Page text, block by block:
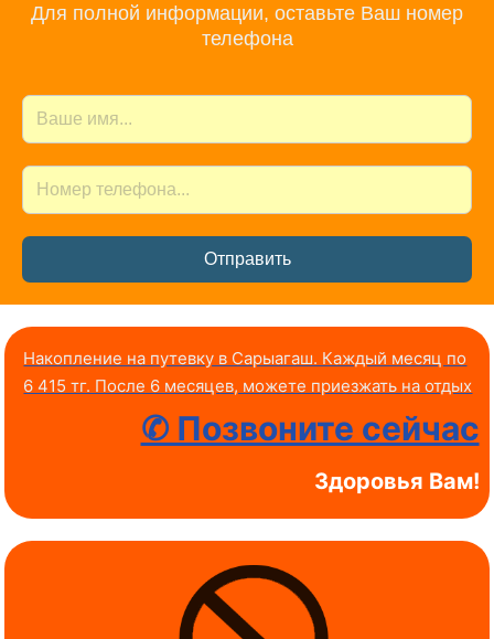
Для полной информации, оставьте Ваш номер
телефона
Отправить
Накопление на путевку в Сарыагаш. Каждый месяц по
6 415 тг. После 6 месяцев, можете приезжать на отдых
✆ Позвоните сейчас
Здоровья Вам!